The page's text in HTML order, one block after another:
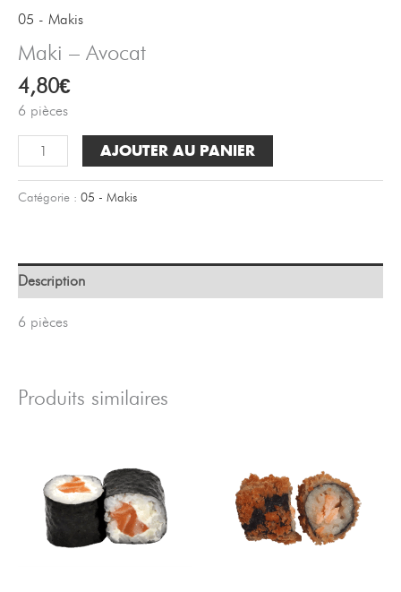
05 - Makis
Maki – Avocat
4,80€
6 pièces
quantité
de
Maki
-
AJOUTER AU PANIER
Catégorie : 05 - Makis
Description
6 pièces
Produits similaires